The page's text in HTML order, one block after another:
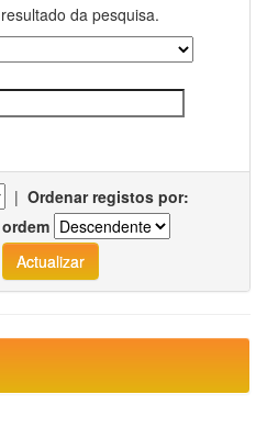
da pesquisa.
| Ordenar registos por: